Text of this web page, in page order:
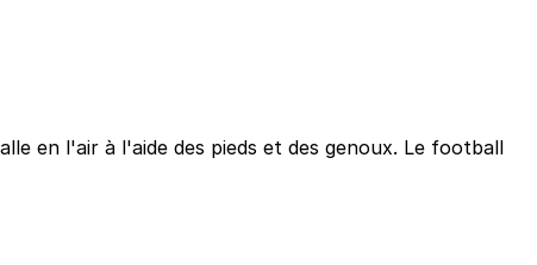
en l'air à l'aide des pieds et des genoux. Le football